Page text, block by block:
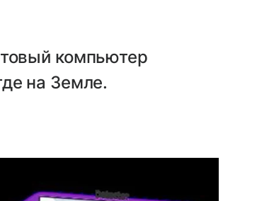
компьютер
на Земле.